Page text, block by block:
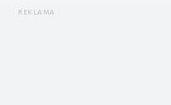
REKLAMA